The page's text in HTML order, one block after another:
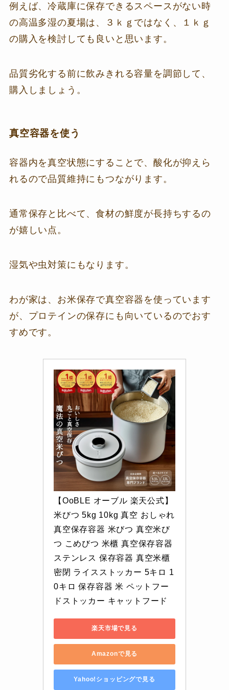
例えば、冷蔵庫に保存できるスペースがない時
の高温多湿の夏場は、３ｋｇではなく、１ｋｇ
の購入を検討しても良いと思います。
品質劣化する前に飲みきれる容量を調節して、
購入しましょう。
真空容器を使う
容器内を真空状態にすることで、酸化が抑えら
れるので品質維持にもつながります。
通常保存と比べて、食材の鮮度が長持ちするの
が嬉しい点。
湿気や虫対策にもなります。
わが家は、お米保存で真空容器を使っています
が、プロテインの保存にも向いているのでおす
すめです。
【OoBLE オーブル 楽天公式】
米びつ 5kg 10kg 真空 おしゃれ
真空保存容器 米びつ 真空米び
つ こめびつ 米櫃 真空保存容器
ステンレス 保存容器 真空米櫃
密閉 ライスストッカー 5キロ 1
0キロ 保存容器 米 ペットフー
ドストッカー キャットフード
楽天市場で見る
Amazonで見る
Yahoo!ショッピングで見る